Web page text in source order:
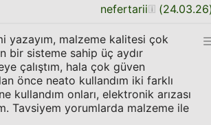
nefertarii (24.03.26
yazayım, malzeme kalitesi çok
bir sisteme sahip üç aydır
çalıştım, hala çok güven
önce neato kullandım iki farklı
onları, elektronik arızası
Tavsiyem yorumlarda malzeme ile